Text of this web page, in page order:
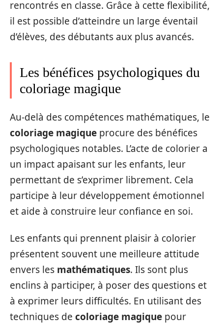
rencontrés en classe. Grâce à cette flexibilité,
il est possible d’atteindre un large éventail
d’élèves, des débutants aux plus avancés.
Les bénéfices psychologiques du
coloriage magique
Au-delà des compétences mathématiques, le
coloriage magique procure des bénéfices
psychologiques notables. L’acte de colorier a
un impact apaisant sur les enfants, leur
permettant de s’exprimer librement. Cela
participe à leur développement émotionnel
et aide à construire leur confiance en soi.
Les enfants qui prennent plaisir à colorier
présentent souvent une meilleure attitude
envers les mathématiques. Ils sont plus
enclins à participer, à poser des questions et
à exprimer leurs difficultés. En utilisant des
techniques de coloriage magique pour